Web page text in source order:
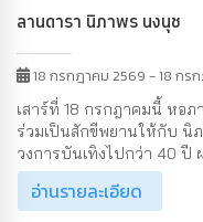
ลานดารา นิภาพร นงนุช
18 กรกฎาคม 2569 - 18 กร
เสาร์ที่ 18 กรกฎาคมนี้ หอ
ร่วมเป็นสักขีพยานให้กับ นิ
วงการบันเทิงไปกว่า 40 ปี
อ่านรายละเอียด